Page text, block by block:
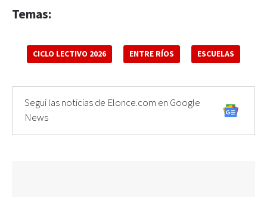
Temas:
CICLO LECTIVO 2026 ENTRE RÍOS ESCUELAS
Seguí las noticias de Elonce.com en Google
News